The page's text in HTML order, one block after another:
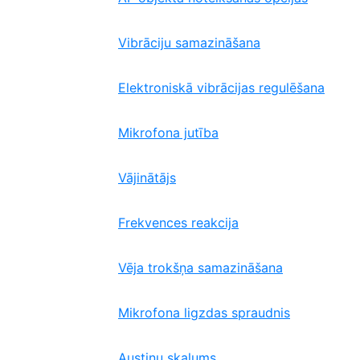
Vibrāciju samazināšana
Elektroniskā vibrācijas regulēšana
Mikrofona jutība
Vājinātājs
Frekvences reakcija
Vēja trokšņa samazināšana
Mikrofona ligzdas spraudnis